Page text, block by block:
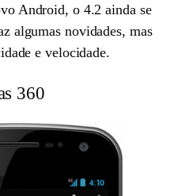
Android, o 4.2 ainda se
algumas novidades, mas
e velocidade.
360